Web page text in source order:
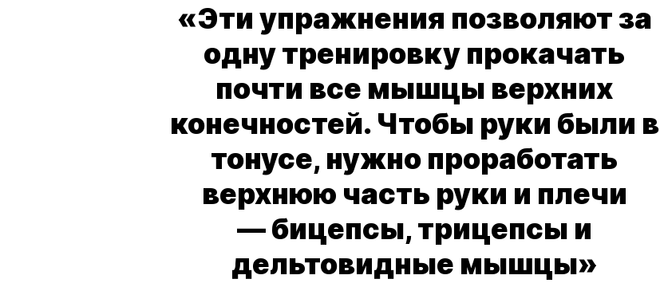
«Эти упражнения позволяют за
одну тренировку прокачать
почти все мышцы верхних
конечностей. Чтобы руки были в
тонусе, нужно проработать
верхнюю часть руки и плечи
— бицепсы, трицепсы и
дельтовидные мышцы»